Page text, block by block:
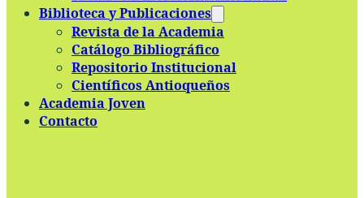
Biblioteca y Publicaciones
Revista de la Academia
Catálogo Bibliográfico
Repositorio Institucional
Científicos Antioqueños
Academia Joven
Contacto